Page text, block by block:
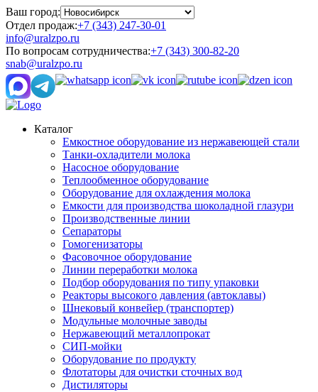
Ваш город:
Отдел продаж:+7 (343) 247-30-01
info@uralzpo.ru
По вопросам сотрудничества:+7 (343) 300-82-20
snab@uralzpo.ru
Каталог
Емкостное оборудование из нержавеющей стали
Танки-охладители молока
Насосное оборудование
Теплообменное оборудование
Оборудование для охлаждения молока
Емкости для производства шоколадной глазури
Производственные линии
Сепараторы
Гомогенизаторы
Фасовочное оборудование
Линии переработки молока
Подбор оборудования по типу упаковки
Реакторы высокого давления (автоклавы)
Шнековый конвейер (транспортер)
Модульные молочные заводы
Нержавеющий металлопрокат
СИП-мойки
Оборудование по продукту
Флотаторы для очистки сточных вод
Дистиляторы